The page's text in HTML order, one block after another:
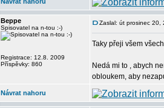
Beppe
Spisovatel na n-tou :-)
Registrace: 12.8. 2009
Příspěvky: 860
Zaslal: út prosinec 20,
Taky přeji všem
Nedá mi to , abych
obloukem, aby
Návrat nahoru